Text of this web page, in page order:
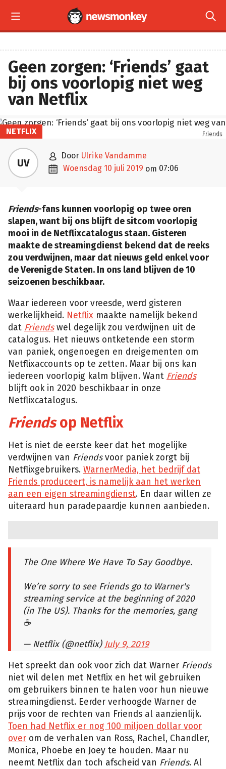
 
Geen zorgen: ‘Friends’ gaat
bij ons voorlopig niet weg
van Netflix
Friends
NETFLIX
UV  door Ulrike Vandamme
 woensdag 10 juli 2019 om 07:06
Friends-fans kunnen voorlopig op twee oren
slapen, want bij ons blijft de sitcom voorlopig
mooi in de Netflixcatalogus staan. Gisteren
maakte de streamingdienst bekend dat de reeks
zou verdwijnen, maar dat nieuws geld enkel voor
de Verenigde Staten. In ons land blijven de 10
seizoenen beschikbaar.
Waar iedereen voor vreesde, werd gisteren
werkelijkheid. Netflix maakte namelijk bekend
dat Friends wel degelijk zou verdwijnen uit de
catalogus. Het nieuws ontketende een storm
van paniek, ongenoegen en dreigementen om
Netflixaccounts op te zetten. Maar bij ons kan
iedereen voorlopig kalm blijven. Want Friends
blijft ook in 2020 beschikbaar in onze
Netflixcatalogus.
Friendsop Netflix
Het is niet de eerste keer dat het mogelijke
verdwijnen van Friendsvoor paniek zorgt bij
Netflixgebruikers. WarnerMedia, het bedrijf dat
Friends produceert, is namelijk aan het werken
aan een eigen streamingdienst. En daar willen ze
uiteraard hun paradepaardje kunnen aanbieden.
The One Where We Have To Say Goodbye.
We’re sorry to see Friends go to Warner's
streaming service at the beginning of 2020
(in The US). Thanks for the memories, gang
☕
— Netflix (@netflix) July 9, 2019
Het spreekt dan ook voor zich dat Warner Friends
niet wil delen met Netflix en het wil gebruiken
om gebruikers binnen te halen voor hun nieuwe
streamingdienst. Eerder verhoogde Warner de
prijs voor de rechten van Friends al aanzienlijk.
Toen had Netflix er nog 100 miljoen dollar voor
over om de verhalen van Ross, Rachel, Chandler,
Monica, Phoebe en Joey te houden. Maar nu
neemt Netflix dan toch afscheid van Friends. Al